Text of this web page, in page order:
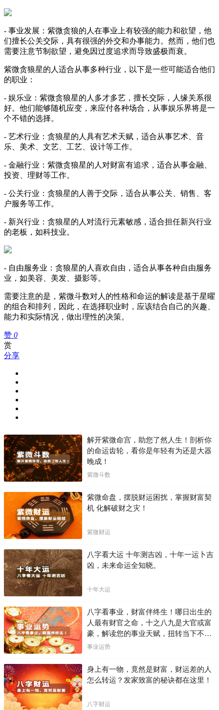
- 事业发展：紫微贪狼的人在事业上有较强的能力和欲望，他
们擅长公关交际，具有很强的外交和办事能力。然而，他们也
需要注意节制欲望，避免因过度追求而导致盛极而衰。
紫微贪狼星的人适合从事多种行业，以下是一些可能适合他们
的职业：
- 娱乐业：紫微贪狼星的人多才多艺，擅长交际，人缘关系很
好。他们能够随机应变，来应付各种场合，从事娱乐界将是一
个不错的选择。
- 艺术行业：贪狼星的人具有艺术天赋，适合从事艺术、音
乐、美术、文艺、工艺、设计等工作。
- 金融行业：紫微贪狼星的人对财富有追求，适合从事金融、
投资、理财等工作。
- 公关行业：贪狼星的人善于交际，适合从事公关、销售、客
户服务等工作。
- 新兴行业：贪狼星的人对流行元素敏感，适合担任新兴行业
的老板，如科技业。
- 自由服务业：贪狼星的人喜欢自由，适合从事各种自由服务
业，如美容、美发、摄影等。
需要注意的是，紫微斗数对人的性格和命运的解读是基于星曜
的组合和排列，因此，在选择职业时，应该结合自己的兴趣、
能力和实际情况，做出理性的决策。
赞 0
赏
分享
解开紫微命宫，助您了然人生！剖析你
的命运齿轮，看你是年轻有为还是大器
晚成！
紫微斗数
紫微命盘，摆脱财运困扰，掌握财富契
机 化解破财之灾！
紫微财运
八字看大运 十年测吉凶，十年一运卜吉
凶，未来命运全知晓。
十年大运
八字看事业，财富伴终生！哪日出生的
人最有财官之命，十之八九是大官或富
豪，解读您的事业天赋，扭转当下不利
困局！！
事业运势
身上有一物，竟然是财富，财运差的人
怎么转运？发家致富的秘诀都在这里！
八字财运